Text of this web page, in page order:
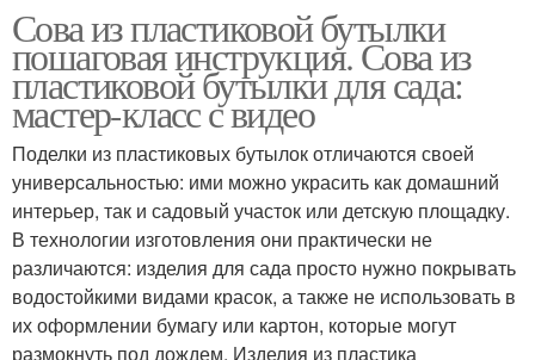
Панно на стену Деревянные панно
Панно в интерьере Деревянное панно
Настенное панно
Сова из пластиковой бутылки
пошаговая инструкция. Сова из
пластиковой бутылки для сада:
мастер-класс с видео
Поделки из пластиковых бутылок отличаются своей
универсальностью: ими можно украсить как домашний
интерьер, так и садовый участок или детскую площадку.
В технологии изготовления они практически не
различаются: изделия для сада просто нужно покрывать
водостойкими видами красок, а также не использовать в
их оформлении бумагу или картон, которые могут
размокнуть под дождем. Изделия из пластика